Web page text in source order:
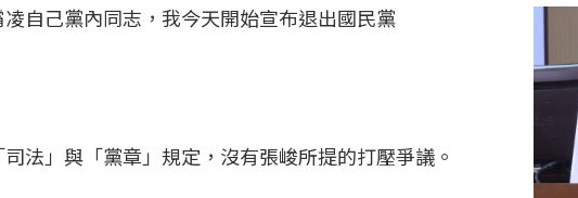
自己黨內同志，我今天開始宣布退出國民黨
法」與「黨章」規定，沒有張峻所提的打壓爭議。